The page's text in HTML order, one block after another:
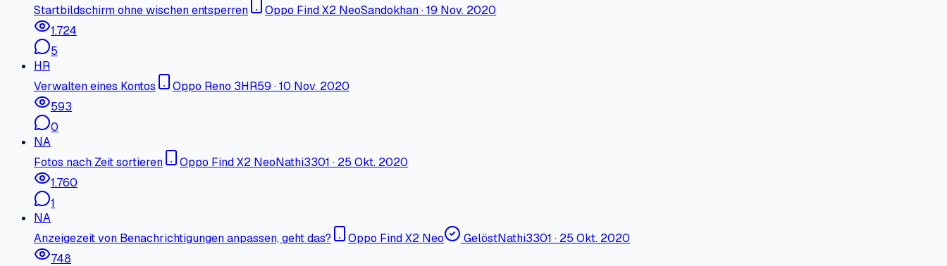
Startbildschirm ohne wischen entsperren
Oppo Find X2 NeoSandokhan·19 Nov. 2020
1.724
5
HR
Verwalten eines Kontos
Oppo Reno 3HR59 ·10 Nov. 2020
593
0
NA
Fotos nach Zeit sortieren
Oppo Find X2 NeoNathi3301 · 25 Okt. 2020
1.760
1
NA
Anzeigezeit von Benachrichtigungen anpassen, geht das?
Oppo Find X2 Neo GelöstNathi3301 · 25 Okt. 2020
748